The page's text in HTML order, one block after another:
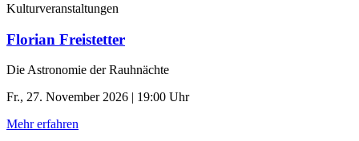
Kulturveranstaltungen
Florian Freistetter
Die Astronomie der ­Rauhnächte
Fr., 27. November 2026 | 19:00 Uhr
Mehr erfahren